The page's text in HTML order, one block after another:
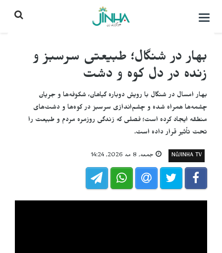
باز
بستن
بهار در شنگال؛ طبیعتی سرسبز و
زنده در دل کوه و دشت
بهار امسال در شنگال با رویش دوباره گیاهان، شکوفه‌ها و جریان
چشمه‌ها همراه شده و چشم‌اندازی سرسبز در کوه‌ها و دشت‌های
منطقه ایجاد کرده است؛ فصلی که زندگی روزمره مردم و طبیعت را
تحت تأثیر قرار داده است.
NûJINHA TV جمعه, 8 مه 2026, 14:24